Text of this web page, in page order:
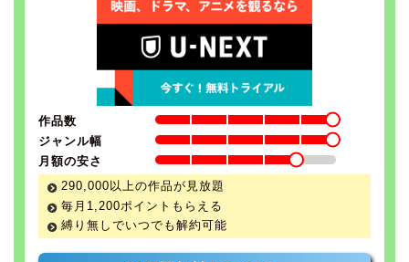
作品数
ジャンル幅
月額の安さ
290,000以上の作品が見放題
毎月1,200ポイントもらえる
縛り無しでいつでも解約可能